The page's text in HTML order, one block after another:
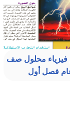
فيزياء محلول صف
فصل أول